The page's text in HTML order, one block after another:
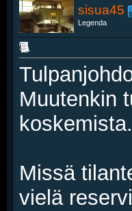
sisua45
Legenda
Muutenkin
koskemista.
Missä
vielä